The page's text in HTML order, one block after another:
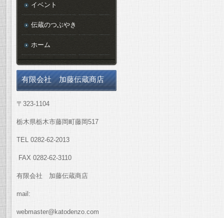
イベント
伝蔵のつぶやき
ホーム
有限会社 加藤伝蔵商店
〒323-1104
栃木県栃木市藤岡町藤岡517
TEL 0282-62-2013
FAX 0282-62-3110
有限会社 加藤伝蔵商店
mail:
webmaster@katodenzo.com